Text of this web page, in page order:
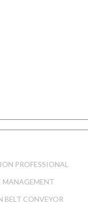
PROFESSIONAL
MANAGEMENT
BELT CONVEYOR